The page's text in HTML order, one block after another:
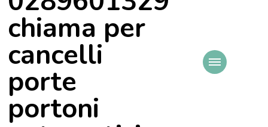
chiama per
cancelli
porte
portoni